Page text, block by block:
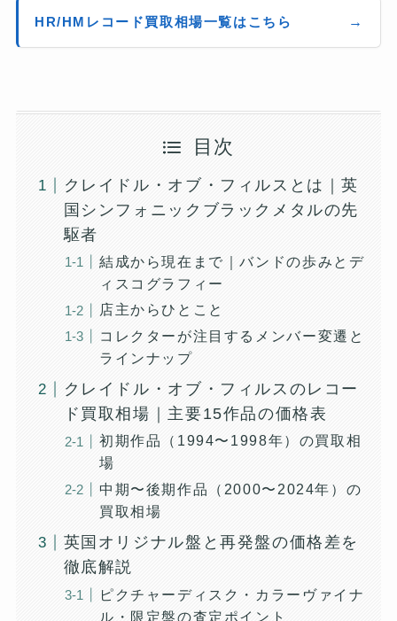
HR/HMレコード買取相場一覧はこちら
目次
クレイドル・オブ・フィルスとは｜英
国シンフォニックブラックメタルの先
駆者
結成から現在まで｜バンドの歩みとデ
ィスコグラフィー
店主からひとこと
コレクターが注目するメンバー変遷と
ラインナップ
クレイドル・オブ・フィルスのレコー
ド買取相場｜主要15作品の価格表
初期作品（1994〜1998年）の買取相
場
中期〜後期作品（2000〜2024年）の
買取相場
英国オリジナル盤と再発盤の価格差を
徹底解説
ピクチャーディスク・カラーヴァイナ
ル・限定盤の査定ポイント